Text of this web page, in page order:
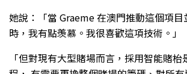
她說：「當 Graeme 在澳門推動這個項
時，我有點羡慕。我很喜歡這項技術。」
「但對現有大型賭場而言，採用智能賭枱